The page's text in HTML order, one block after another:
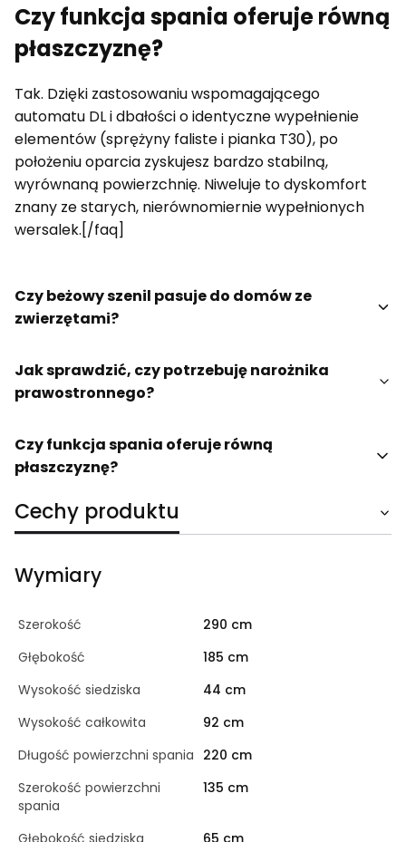
Czy funkcja spania oferuje równą
płaszczyznę?
Tak. Dzięki zastosowaniu wspomagającego
automatu DL i dbałości o identyczne wypełnienie
elementów (sprężyny faliste i pianka T30), po
położeniu oparcia zyskujesz bardzo stabilną,
wyrównaną powierzchnię. Niweluje to dyskomfort
znany ze starych, nierównomiernie wypełnionych
wersalek.[/faq]
Czy beżowy szenil pasuje do domów ze
zwierzętami?
Jak sprawdzić, czy potrzebuję narożnika
prawostronnego?
Czy funkcja spania oferuje równą
płaszczyznę?
Cechy produktu
Wymiary
Szerokość
290 cm
Głębokość
185 cm
Wysokość siedziska
44 cm
Wysokość całkowita
92 cm
Długość powierzchni spania 220 cm
Szerokość powierzchni
spania
135 cm
Głębokość siedziska 65 cm